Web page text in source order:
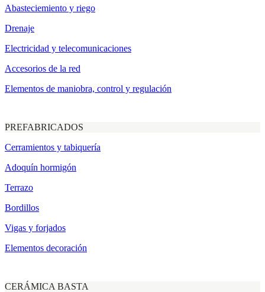
Abasteciemiento y riego
Drenaje
Electricidad y telecomunicaciones
Accesorios de la red
Elementos de maniobra, control y regulación
PREFABRICADOS
Cerramientos y tabiquería
Adoquín hormigón
Terrazo
Bordillos
Vigas y forjados
Elementos decoración
CERÁMICA BASTA